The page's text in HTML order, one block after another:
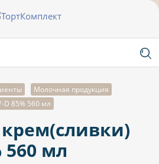
Молочная продукция
D 85% 560 мл
560 мл